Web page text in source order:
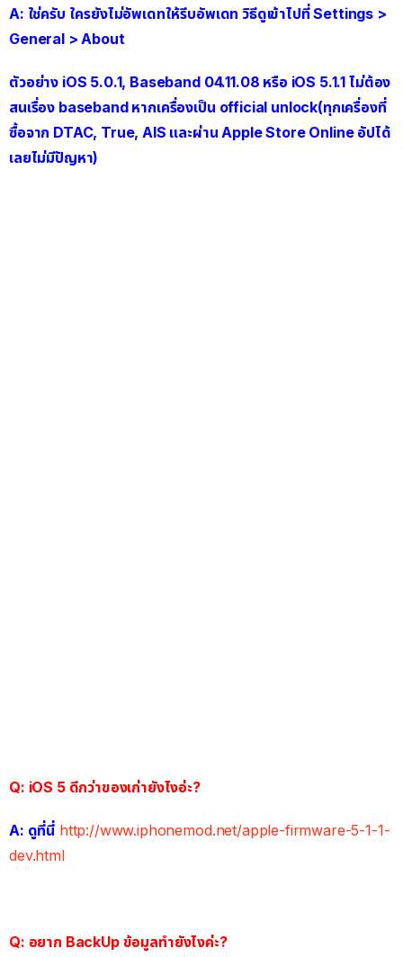
A: ใช่ครับ ใครยังไม่อัพเดทให้รีบอัพเดท วิธีดูเข้าไปที่ Settings >
General > About
ตัวอย่าง iOS 5.0.1, Baseband 04.11.08 หรือ iOS 5.1.1 ไม่ต้อง
สนเรื่อง baseband หากเครื่องเป็น official unlock(ทุกเครื่องที่
ซื้อจาก DTAC, True, AIS และผ่าน Apple Store Online อัปได้
เลยไม่มีปัญหา)
Q: iOS 5 ดีกว่าของเก่ายังไงอ่ะ?
A: ดูที่นี่ http://www.iphonemod.net/apple-firmware-5-1-1-
dev.html
Q: อยาก BackUp ข้อมูลทำยังไงค่ะ?